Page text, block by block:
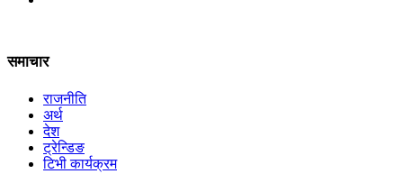
समाचार
राजनीति
अर्थ
देश
ट्रेन्डिङ
टिभी कार्यक्रम